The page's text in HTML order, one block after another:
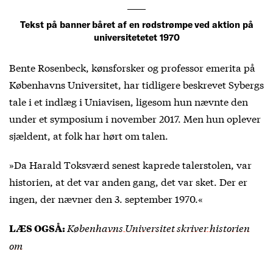
Tekst på banner båret af en rødstrømpe ved aktion på
universitetetet 1970
Bente Rosenbeck, kønsforsker og professor emerita på
Københavns Universitet, har tidligere beskrevet Sybergs
tale i et indlæg i Uniavisen, ligesom hun nævnte den
under et symposium i november 2017. Men hun oplever
sjældent, at folk har hørt om talen.
»Da Harald Toksværd senest kaprede talerstolen, var
historien, at det var anden gang, det var sket. Der er
ingen, der nævner den 3. september 1970.«
LÆS OGSÅ: Københavns Universitet skriver historien
om